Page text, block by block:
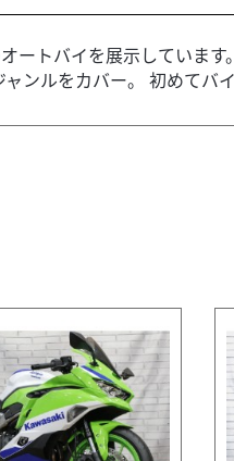
ートバイを展示していま
ンルをカバー。 初めてバ